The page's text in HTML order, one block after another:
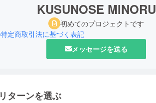
KUSUNOSE MINORU
初めてのプロジェクトです
特定商取引法に基づく表記
メッセージを送る
リターンを選ぶ